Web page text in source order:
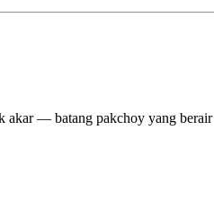
— batang pakchoy yang